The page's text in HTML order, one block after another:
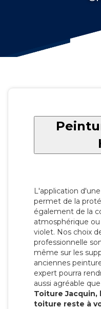
L'application
permet de la
également de la
atmosphérique
violet. Nos choix
professionnelle
même sur les
anciennes
expert pourra
aussi agréable
Toiture Jacquin,
toiture reste à